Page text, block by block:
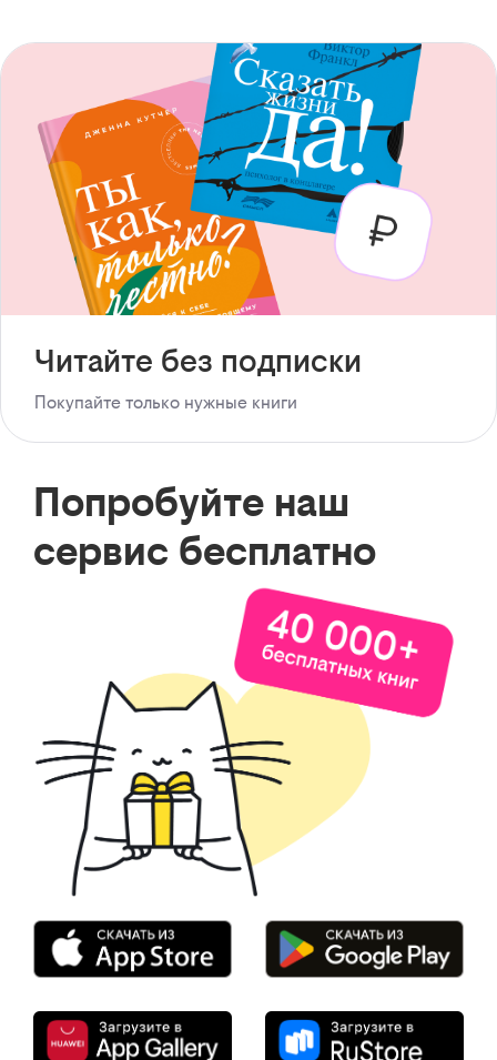
Читайте без подписки
Покупайте только нужные книги
Попробуйте наш
сервис бесплатно